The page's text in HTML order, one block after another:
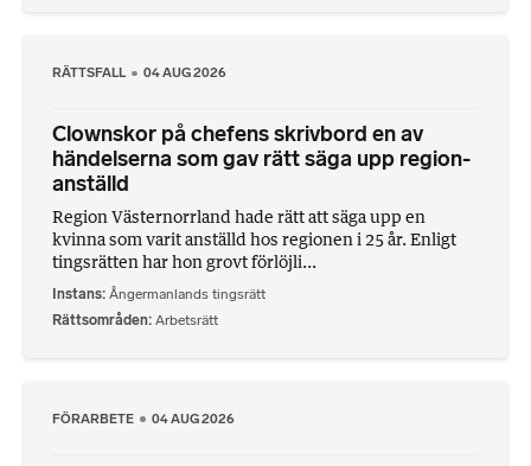
RÄTTSFALL 04 AUG 2026
Clownskor på chefens skrivbord en av
händelserna som gav rätt säga upp region-
anställd
Region Västernorrland hade rätt att säga upp en
kvinna som varit anställd hos regionen i 25 år. Enligt
tingsrätten har hon grovt förlöjli...
Instans Ångermanlands tingsrätt
Rättsområden Arbetsrätt
FÖRARBETE 04 AUG 2026